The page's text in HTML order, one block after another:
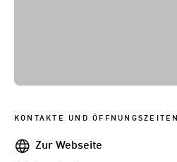
KONTAKTE UND ÖFFNUNGSZEITEN
WebseiteZur Webseite